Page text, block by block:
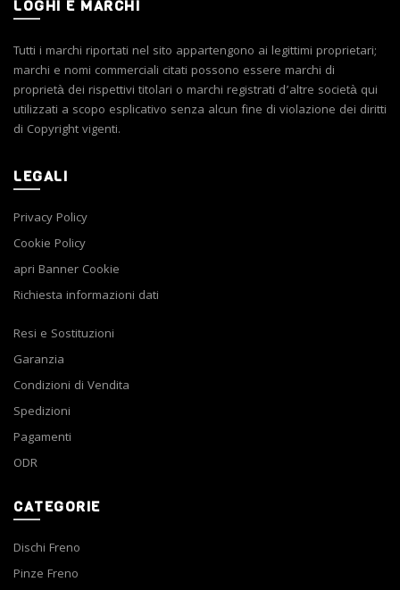
LOGHI E MARCHI
Tutti i marchi riportati nel sito appartengono ai legittimi proprietari;
marchi e nomi commerciali citati possono essere marchi di
proprietà dei rispettivi titolari o marchi registrati d’altre società qui
utilizzati a scopo esplicativo senza alcun fine di violazione dei diritti
di Copyright vigenti.
LEGALI
Privacy Policy
Cookie Policy
apri Banner Cookie
Richiesta informazioni dati
Resi e Sostituzioni
Garanzia
Condizioni di Vendita
Spedizioni
Pagamenti
ODR
CATEGORIE
Dischi Freno
Pinze Freno